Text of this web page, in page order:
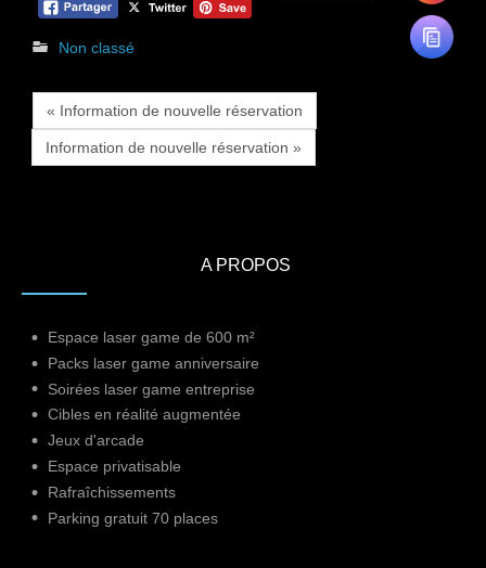
Non classé
« Information de nouvelle réservation
Information de nouvelle réservation »
A PROPOS
Espace laser game de 600 m²
Packs laser game anniversaire
Soirées laser game entreprise
Cibles en réalité augmentée
Jeux d'arcade
Espace privatisable
Rafraîchissements
Parking gratuit 70 places